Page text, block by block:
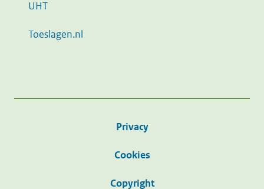
UHT
Toeslagen.nl
Privacy
Cookies
Copyright